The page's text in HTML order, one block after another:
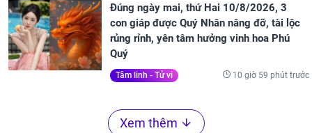
Đúng ngày mai, thứ Hai 10/8/2026, 3
con giáp được Quý Nhân nâng đỡ, tài lộc
rủng rỉnh, yên tâm hưởng vinh hoa Phú
Quý
Tâm linh - Tử vi 10 giờ 59 phút trước
Xem thêm